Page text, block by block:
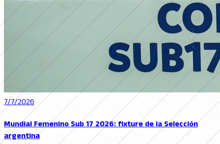
7/7/2026
Mundial Femenino Sub 17 2026: fixture de la Selección
argentina